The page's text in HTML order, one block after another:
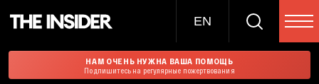
EN
НАМ ОЧЕНЬ НУЖНА ВАША ПОМОЩЬ
Подпишитесь на регулярные пожертвования